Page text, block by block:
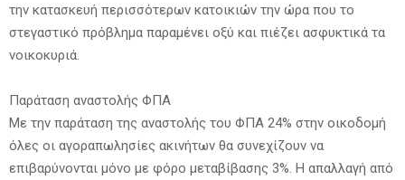
την κατασκευή περισσότερων κατοικιών την ώρα που το
στεγαστικό πρόβλημα παραμένει οξύ και πιέζει ασφυκτικά τα
νοικοκυριά.
Παράταση αναστολής ΦΠΑ
Με την παράταση της αναστολής του ΦΠΑ 24% στην οικοδομή
όλες οι αγοραπωλησίες ακινήτων θα συνεχίζουν να
επιβαρύνονται μόνο με φόρο μεταβίβασης 3%. Η απαλλαγή από